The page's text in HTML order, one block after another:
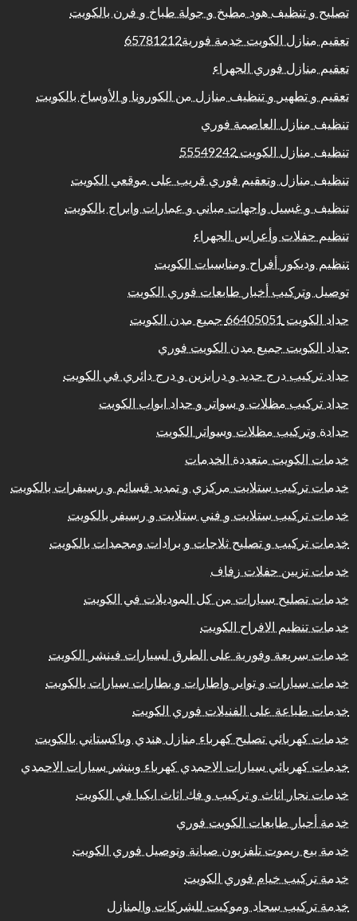
تصليح و تنظيف هود مطبخ و جولة طباخ و فرن بالكويت
تعقيم منازل الكويت خدمة فورية65781212
تعقيم منازل فوري الجهراء
تعقيم و تطهير و تنظيف منازل من الكورونا و الأوساخ بالكويت
تنظيف منازل العاصمة فوري
تنظيف منازل الكويت 55549242
تنظيف منازل وتعقيم فوري قريب على موقعي الكويت
تنظيف و غسيل واجهات مباني و عمارات وابراج بالكويت
تنظيم حفلات وأعراس الجهراء
تنظيم وديكور أفراح ومناسبات الكويت
توصيل وتركيب أخبار طابعات فوري الكويت
حداد الكويت 66405051 جميع مدن الكويت
حداد الكويت جميع مدن الكويت فوري
حداد تركيب درج حديد و درابزين و درج دائري في الكويت
حداد تركيب مظلات و سواتر و حداد ابواب الكويت
حدادة وتركيب مظلات وسواتر الكويت
خدمات الكويت متعددة الخدمات
خدمات تركيب ستلايت مركزي و تمديد قسائم و رسيفرات بالكويت
خدمات تركيب ستلايت و فني ستلايت و رسيفر بالكويت
خدمات تركيب و تصليح ثلاجات و برادات ومجمدات بالكويت
خدمات تزيين حفلات زفاف
خدمات تصليح سيارات من كل الموديلات في الكويت
خدمات تنظيم الافراح الكويت
خدمات سريعة وفورية على الطرق لسيارات فينشر الكويت
خدمات سيارات و تواير واطارات و بطارات سيارات بالكويت
خدمات طباعة على الفنيلات فوري الكويت
خدمات كهربائي تصليح كهرباء منازل هندي وباكستاني بالكويت
خدمات كهربائي سيارات الاحمدي كهرباء وبنشر سيارات الاحمدي
خدمات نجار اثاث و تركيب و فك اثاث ايكيا في الكويت
خدمة أحبار طابعات الكويت فوري
خدمة بيع ريموت تلفزيون صيانة وتوصيل فوري الكويت
خدمة تركيب خيام فوري الكويت
خدمة تركيب سجاد وموكيت للشركات والمنازل